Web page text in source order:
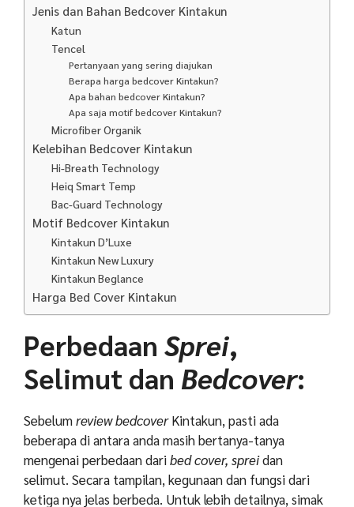
Jenis dan Bahan Bedcover Kintakun
Katun
Tencel
Pertanyaan yang sering diajukan
Berapa harga bedcover Kintakun?
Apa bahan bedcover Kintakun?
Apa saja motif bedcover Kintakun?
Microfiber Organik
Kelebihan Bedcover Kintakun
Hi-Breath Technology
Heiq Smart Temp
Bac-Guard Technology
Motif Bedcover Kintakun
Kintakun D’Luxe
Kintakun New Luxury
Kintakun Beglance
Harga Bed Cover Kintakun
Perbedaan Sprei,
Selimut dan Bedcover:
SebelumreviewbedcoverKintakun, pasti ada
beberapa di antara anda masih bertanya-tanya
mengenai perbedaan daribed cover, spreidan
selimut. Secara tampilan, kegunaan dan fungsi dari
ketiga nya jelas berbeda. Untuk lebih detailnya, simak